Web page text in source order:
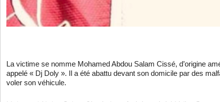
La victime se nomme Mohamed Abdou Salam Cissé, d’origine
appelé « Dj Doly ». Il a été abattu devant son domicile par des
voler son véhicule.